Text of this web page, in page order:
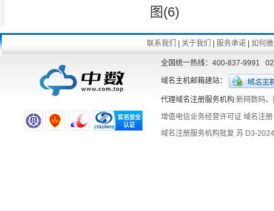
图(6)
联系我们 |关于我们 |服务承诺 |如何
全国统一热线：400-837-9991
域名主机邮箱建站：
代理域名注册服务机构:新网数码、
增值电信业务经营许可证 域名注
域名注册服务机构批复 苏 D3-